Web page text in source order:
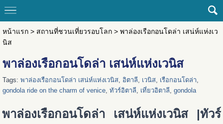
หน้าแรก> สถานที่ชวนเที่ยวรอบโลก> พาล่องเรือกอนโดล่า เสน่ห์แห่งเว
นิส
พาล่องเรือกอนโดล่า เสน่ห์แห่งเวนิส
Tags: พาล่องเรือกอนโดล่า เสน่ห์แห่งเวนิส, อิตาลี, เวนิส, เรือกอนโดล่า,
gondola ride on the charm of venice, ทัวร์อิตาลี, เที่ยวอิตาลี, gondola
พาล่องเรือกอนโดล่า เสน่ห์แห่งเวนิส |ทัวร์